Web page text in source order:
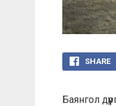
SHARE
Баянгол